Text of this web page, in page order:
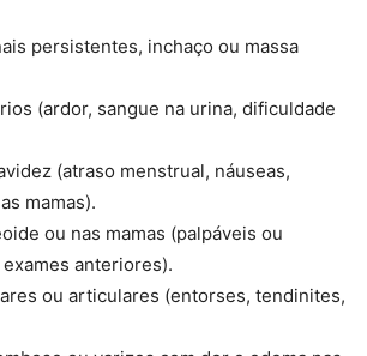
persistentes, inchaço ou massa
(ardor, sangue na urina, dificuldade
(atraso menstrual, náuseas,
mamas).
ou nas mamas (palpáveis ou
anteriores).
ou articulares (entorses, tendinites,